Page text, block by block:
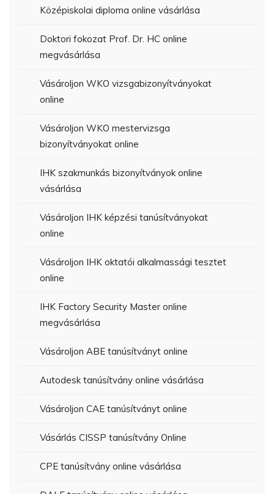
Középiskolai diploma online vásárlása
Doktori fokozat Prof. Dr. HC online
megvásárlása
Vásároljon WKO vizsgabizonyítványokat
online
Vásároljon WKO mestervizsga
bizonyítványokat online
IHK szakmunkás bizonyítványok online
vásárlása
Vásároljon IHK képzési tanúsítványokat
online
Vásároljon IHK oktatói alkalmassági tesztet
online
IHK Factory Security Master online
megvásárlása
Vásároljon ABE tanúsítványt online
Autodesk tanúsítvány online vásárlása
Vásároljon CAE tanúsítványt online
Vásárlás CISSP tanúsítvány Online
CPE tanúsítvány online vásárlása